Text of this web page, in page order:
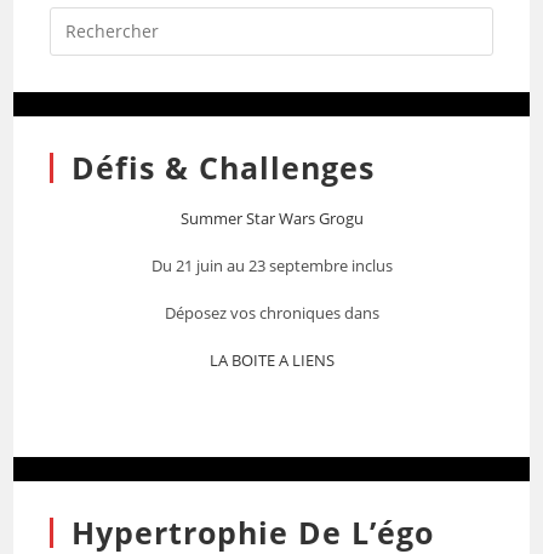
Défis & Challenges
Summer Star Wars Grogu
Du 21 juin au 23 septembre inclus
Déposez vos chroniques dans
LA BOITE A LIENS
Hypertrophie De L’égo